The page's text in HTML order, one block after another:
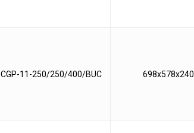
CGP-11-250/250/400/BUC 698x578x240